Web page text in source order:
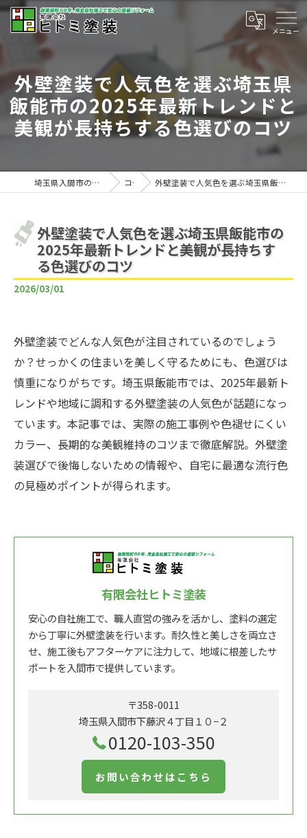
外壁塗装で人気色を選ぶ埼玉県
飯能市の2025年最新トレンドと
美観が長持ちする色選びのコツ
埼玉県入間市の外壁塗装は有限会社ヒトミ塗装 コラム 外壁塗装で人気色を選ぶ埼玉県飯能市の2025年最新トレンドと美観が長持ちする色選びのコツ
外壁塗装で人気色を選ぶ埼玉県飯能市の
2025年最新トレンドと美観が長持ちす
る色選びのコツ
2026/03/01
外壁塗装でどんな人気色が注目されているのでしょう
か？せっかくの住まいを美しく守るためにも、色選びは
慎重になりがちです。埼玉県飯能市では、2025年最新ト
レンドや地域に調和する外壁塗装の人気色が話題になっ
ています。本記事では、実際の施工事例や色褪せにくい
カラー、長期的な美観維持のコツまで徹底解説。外壁塗
装選びで後悔しないための情報や、自宅に最適な流行色
の見極めポイントが得られます。
有限会社ヒトミ塗装
安心の自社施工で、職人直営の強みを活かし、塗料の選定
から丁寧に外壁塗装を行います。耐久性と美しさを両立さ
せ、施工後もアフターケアに注力して、地域に根差したサ
ポートを入間市で提供しています。
〒358-0011
埼玉県入間市下藤沢４丁目１０−２
0120-103-350
お問い合わせはこちら